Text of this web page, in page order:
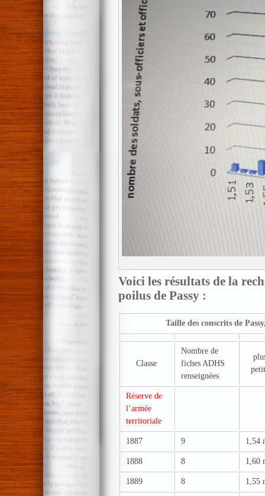
Voici les résultats de la
poilus de Passy :
Taille des conscrits de
Classe
Nombre de
fiches ADHS
renseignées
Réserve de
l’armée
territoriale
1887 9 1,54
1888 8 1,60
1889 8 1,55